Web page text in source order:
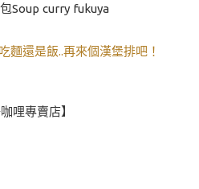
Soup curry fukuya
麵還是飯..再來個漢堡排吧！
哩專賣店】